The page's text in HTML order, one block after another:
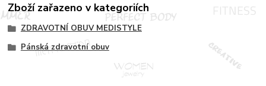
Zboží zařazeno v kategoriích
ZDRAVOTNÍ OBUV MEDISTYLE
Pánská zdravotní obuv